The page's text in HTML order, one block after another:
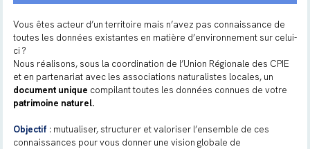
Vous êtes acteur d’un territoire mais n’avez pas connaissance de
toutes les données existantes en matière d’environnement sur celui-
ci ?
Nous réalisons, sous la coordination de l’Union Régionale des CPIE
et en partenariat avec les associations naturalistes locales, un
document unique compilant toutes les données connues de votre
patrimoine naturel.
Objectif: mutualiser, structurer et valoriser l’ensemble de ces
connaissances pour vous donner une vision globale de